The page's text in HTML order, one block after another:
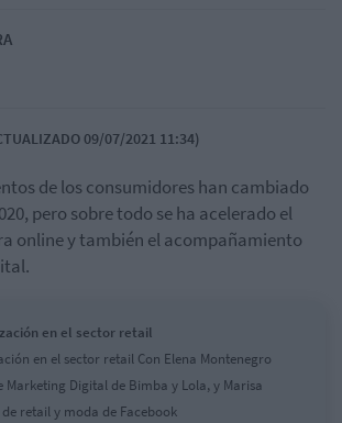
09/07/2021 11:34)
de los consumidores han cambiado
pero sobre todo se ha acelerado el
online y también el acompañamiento
en el sector retail
en el sector retail Con Elena Montenegro
Marketing Digital de Bimba y Lola, y Marisa
retail y moda de Facebook